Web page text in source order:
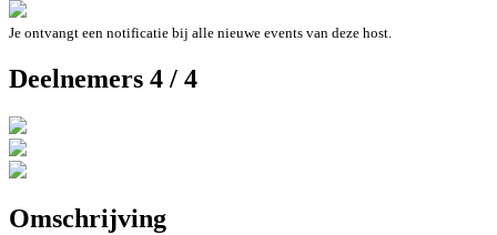
Je ontvangt een notificatie bij alle nieuwe events van deze host.
Deelnemers 4 / 4
Omschrijving